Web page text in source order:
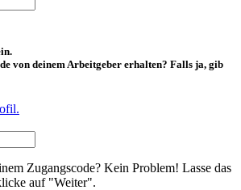
von deinem Arbeitgeber erhalten? Falls ja, gib
Zugangscode? Kein Problem! Lasse das
auf "Weiter".